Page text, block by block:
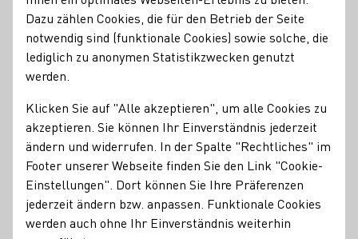
Wein trifft Schokolade -
Das Original-
Registrierung erforderlich
Beginn: 19:00 Uhr
Lassen Sie sich entführen in die verführerische Symphonie
vonWein und Schokolade.
Erleben Sie unsere erlesenen Weine, perfekt abgestimmt
Dazu zählen Cookies, die für den Betrieb der Seite
notwendig sind (funktionale Cookies) sowie solche, die
lediglich zu anonymen Statistikzwecken genutzt
werden.
Klicken Sie auf "Alle akzeptieren", um alle Cookies zu
akzeptieren. Sie können Ihr Einverständnis jederzeit
ändern und widerrufen. In der Spalte "Rechtliches" im
Footer unserer Webseite finden Sie den Link "Cookie-
Einstellungen". Dort können Sie Ihre Präferenzen
jederzeit ändern bzw. anpassen. Funktionale Cookies
werden auch ohne Ihr Einverständnis weiterhin